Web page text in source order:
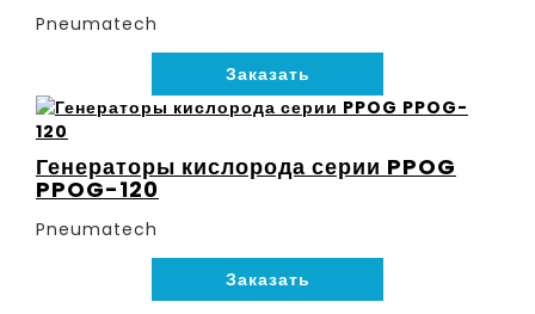
Pneumatech
Заказать
Генераторы кислорода серии PPOG
PPOG-120
Pneumatech
Заказать